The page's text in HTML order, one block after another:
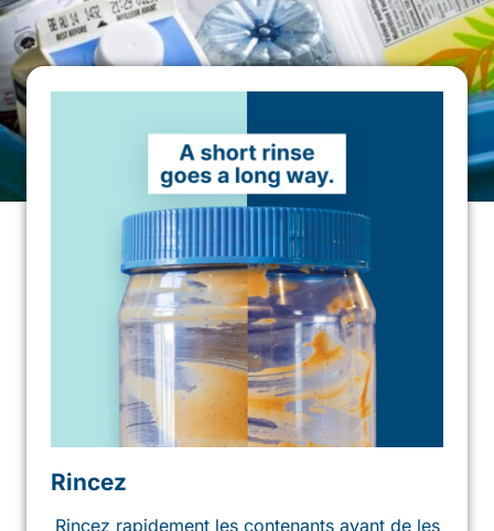
Rincez
Rincez rapidement les contenants avant de les